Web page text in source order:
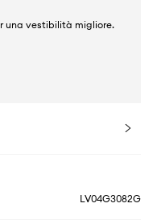
una vestibilità migliore.
LV04G3082G